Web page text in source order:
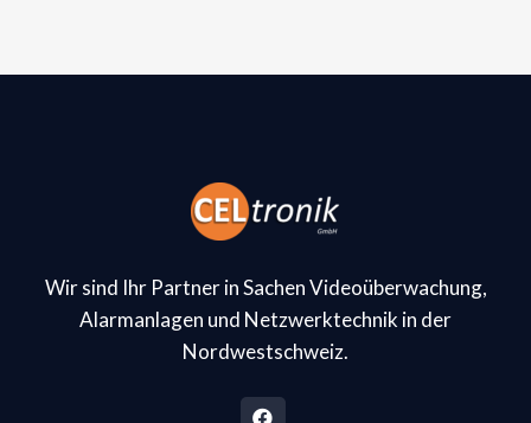
Wir sind Ihr Partner in Sachen Videoüberwachung,
Alarmanlagen und Netzwerktechnik in der
Nordwestschweiz.